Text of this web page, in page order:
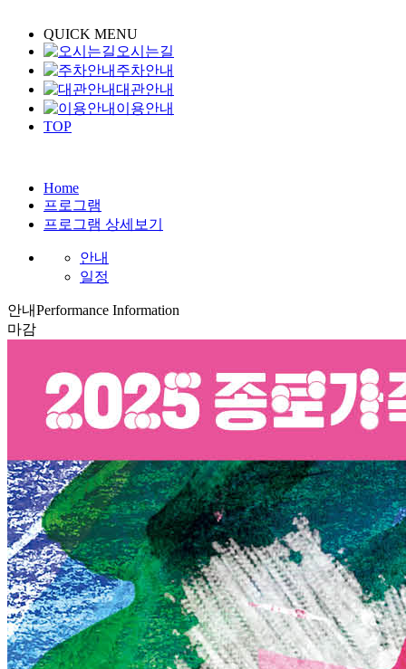
QUICK MENU
오시는길
주차안내
대관안내
이용안내
TOP
Home
프로그램
프로그램 상세보기
안내
일정
안내Performance Information
마감